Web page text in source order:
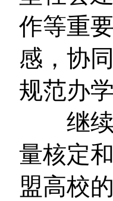
作等重
感，协
规范办
继续
量核定
盟高校